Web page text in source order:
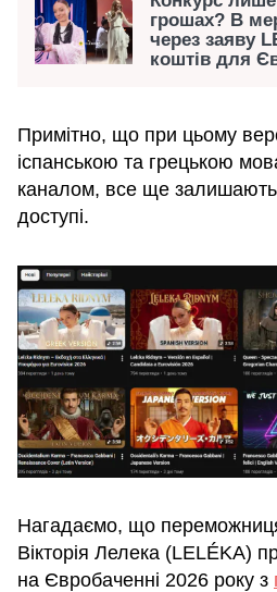
грошах? В
через заяву
коштів для
Примітно, що при цьому
іспанською та грецькою
каналом, все ще
доступі.
Нагадаємо, що
Вікторія Лелека (LELÉKA)
на Євробаченні 2026 року з